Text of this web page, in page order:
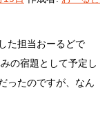
た担当おーるどで
の宿題として予定し
ったのですが、なん